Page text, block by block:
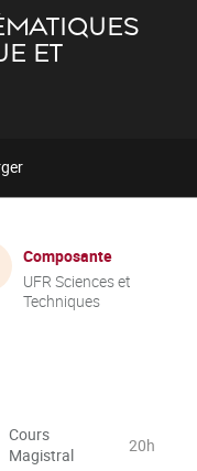
ET
Composante
UFR Sciences et
Techniques
Cours
Magistral
20h